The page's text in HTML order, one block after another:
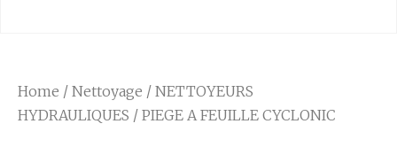
Home / Nettoyage / NETTOYEURS
HYDRAULIQUES / PIEGE A FEUILLE CYCLONIC